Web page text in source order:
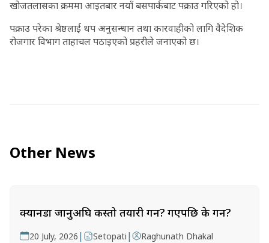
खोजतलासका क्रममा आइतबार नयाँ बसपार्कबाट पक्राउ गरिएको हो।
पक्राउ परेका श्रेष्ठलाई थप अनुसन्धान तथा कारवाहीको लागि वैदेशिक
रोजगार विभाग ताहाचल पठाइएको प्रहरीले जनाएको छ।
Other News
क्यानडा जानुअघि कस्तो तयारी गर्ने? गएपछि के गर्ने?
20 July, 2026 | Setopati | Raghunath Dhakal